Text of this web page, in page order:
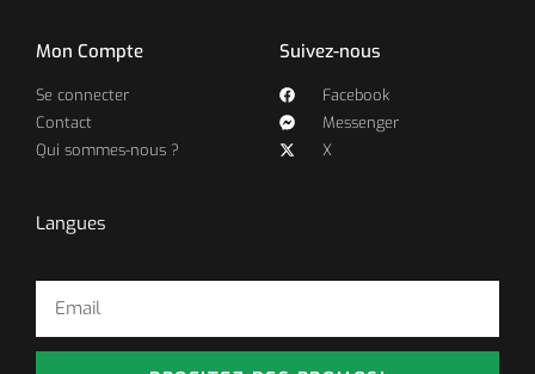
Mon Compte
Se connecter
Contact
Qui sommes-nous ?
Suivez-nous
Facebook
Messenger
X
Langues